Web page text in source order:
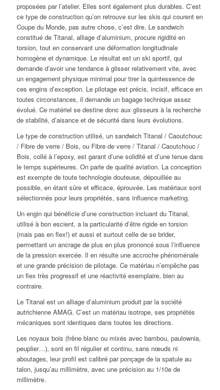
proposées par l’atelier. Elles sont également plus durables. C’est
ce type de construction qu’on retrouve sur les skis qui courent en
Coupe du Monde, pas autre chose, c’est dire. Le sandwich
constitué de Titanal, alliage d’aluminium, procure rigidité en
torsion, tout en conservant une déformation longitudinale
homogène et dynamique. Le résultat est un ski sportif, qui
demande d’avoir une tendance à glisser relativement vite, avec
un engagement physique minimal pour tirer la quintessence de
ces engins d’exception. Le pilotage est précis, incisif, efficace en
toutes circonstances, il demande un bagage technique assez
évolué. Ce matériel se destine donc aux glisseurs à la recherche
de stabilité, d’aisance et de sécurité dans leurs évolutions.
Le type de construction utilisé, un sandwich Titanal / Caoutchouc
/ Fibre de verre / Bois, ou Fibre de verre / Titanal / Caoutchouc /
Bois, collé à l’epoxy, est garant d’une solidité et d’une tenue dans
le temps supérieures. On parle de qualité aviation. La conception
est exempte de toute technologie douteuse, dépouillée au
possible, en étant sûre et efficace, éprouvée. Les matériaux sont
sélectionnés pour leurs propriétés, sans influence marketing.
Un engin qui bénéficie d’une construction incluant du Titanal,
utilisé à bon escient, a la particularité d’être rigide en torsion
(mais pas en flex!) et aussi et surtout celle de se brider,
permettant un ancrage de plus en plus prononcé sous l’influence
de la pression exercée. Il en résulte une accroche phénoménale
et une grande précision de pilotage. Ce matériau n’empêche pas
un flex très progressif et une réactivité exemplaire, bien au
contraire.
Le Titanal est un alliage d’aluminium produit par la société
autrichienne AMAG. C’est un matériau isotrope, ses propriétés
mécaniques sont identiques dans toutes les directions.
Les noyaux bois (frêne blanc ou mixés avec bambou, paulownia,
peuplier…), sont en fil régulier et continu, sans nœuds ni
aboutages, leur profil est calibré par ponçage de la spatule au
talon, jusqu’au millimètre, avec une précision au 1/10e de
millimètre.